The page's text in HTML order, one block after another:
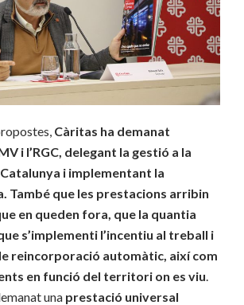
Càritas ha demanat
i l’RGC, delegant la gestió a la
i implementant la
També que les prestacions arribin
en queden fora, que la quantia
s’implementi l’incentiu al treball i
reincorporació automàtic, així com
en funció del territori on es viu.
una prestació universal